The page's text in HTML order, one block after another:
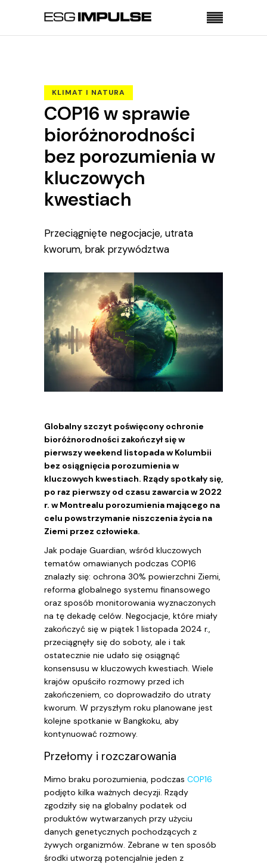
KLIMAT I NATURA
COP16 w sprawie
bioróżnorodności
bez porozumienia w
kluczowych
kwestiach
Przeciągnięte negocjacje, utrata
kworum, brak przywództwa
Globalny szczyt poświęcony ochronie
bioróżnorodności zakończył się w
pierwszy weekend listopada w Kolumbii
bez osiągnięcia porozumienia w
kluczowych kwestiach. Rządy spotkały się,
po raz pierwszy od czasu zawarcia w 2022
r. w Montrealu porozumienia mającego na
celu powstrzymanie niszczenia życia na
Ziemi przez człowieka.
Jak podaje Guardian, wśród kluczowych
tematów omawianych podczas COP16
znalazły się: ochrona 30% powierzchni Ziemi,
reforma globalnego systemu finansowego
oraz sposób monitorowania wyznaczonych
na tę dekadę celów. Negocjacje, które miały
zakończyć się w piątek 1 listopada 2024 r.,
przeciągnęły się do soboty, ale i tak
ostatecznie nie udało się osiągnąć
konsensusu w kluczowych kwestiach. Wiele
krajów opuściło rozmowy przed ich
zakończeniem, co doprowadziło do utraty
kworum. W przyszłym roku planowane jest
kolejne spotkanie w Bangkoku, aby
kontynuować rozmowy.
Przełomy i rozczarowania
Mimo braku porozumienia, podczas COP16
podjęto kilka ważnych decyzji. Rządy
zgodziły się na globalny podatek od
produktów wytwarzanych przy użyciu
danych genetycznych pochodzących z
żywych organizmów. Zebrane w ten sposób
środki utworzą potencjalnie jeden z